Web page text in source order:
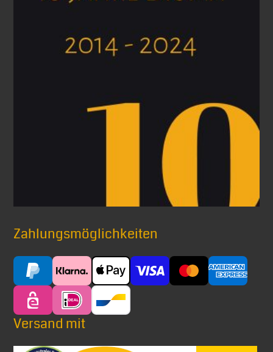
Zahlungsmöglichkeiten
Versand mit